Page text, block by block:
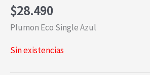
$28.490
Plumon Eco Single Azul
Sin existencias